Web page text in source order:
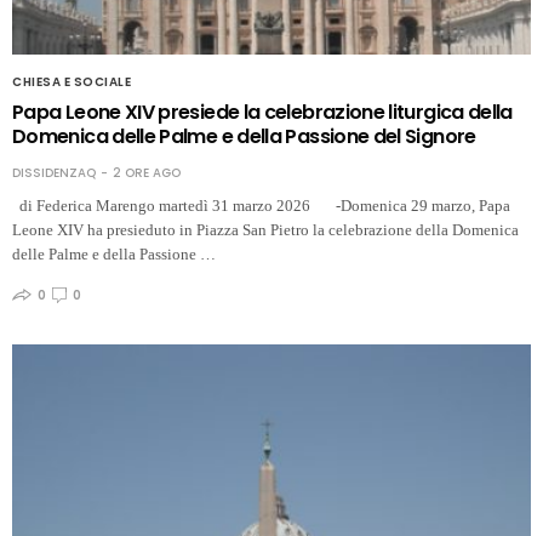
CHIESA E SOCIALE
Papa Leone XIV presiede la celebrazione liturgica della
Domenica delle Palme e della Passione del Signore
DISSIDENZAQ
2 ORE AGO
di Federica Marengo martedì 31 marzo 2026 -Domenica 29 marzo, Papa
Leone XIV ha presieduto in Piazza San Pietro la celebrazione della Domenica
delle Palme e della Passione …
0 0